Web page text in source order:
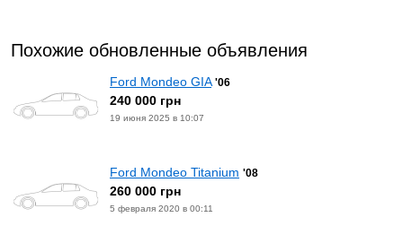
Похожие обновленные объявления
Ford Mondeo GIA '06
240 000 грн
19 июня 2025 в 10:07
Ford Mondeo Titanium '08
260 000 грн
5 февраля 2020 в 00:11